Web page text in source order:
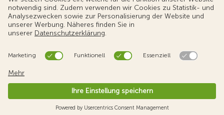
© Touring Club Schweiz
Benutzungsbedingungen - rechtliche Informationen
Cookie-Einstellungen